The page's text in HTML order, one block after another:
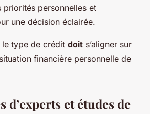
priorités personnelles et
une décision éclairée.
type de crédit doit s’aligner sur
financière personnelle de
d’experts et études de